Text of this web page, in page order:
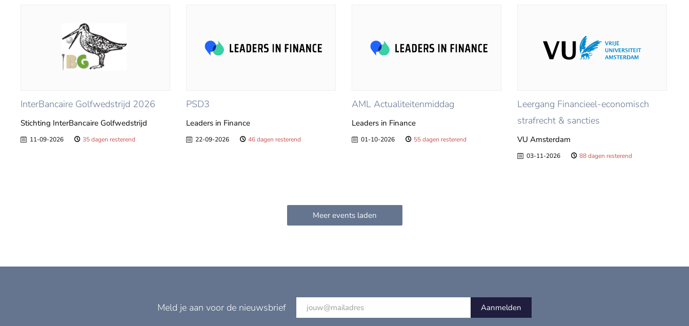
InterBancaire Golfwedstrijd 2026
Stichting InterBancaire Golfwedstrijd
11-09-2026 35 dagen resterend
PSD3
Leaders in Finance
22-09-2026 46 dagen resterend
AML Actualiteitenmiddag
Leaders in Finance
01-10-2026 55 dagen resterend
Leergang Financieel-economisch
strafrecht & sancties
VU Amsterdam
03-11-2026 88 dagen resterend
Meld je aan voor de nieuwsbrief Aanmelden